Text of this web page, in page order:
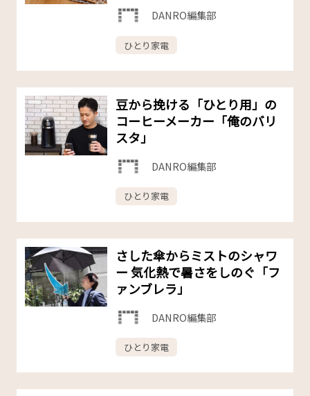
DANRO編集部
ひとり家電
豆から挽ける「ひとり用」の
コーヒーメーカー「俺のバリ
スタ」
DANRO編集部
ひとり家電
さした傘からミストのシャワ
ー 気化熱で暑さをしのぐ「フ
ァンブレラ」
DANRO編集部
ひとり家電